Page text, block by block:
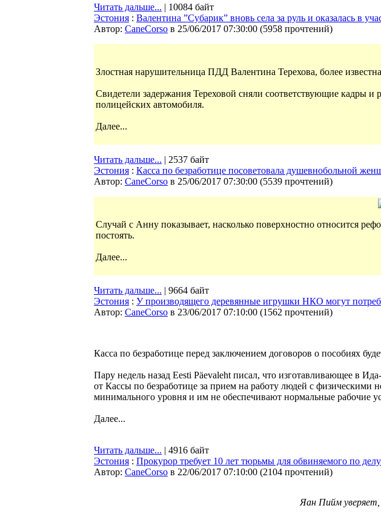
Читать дальше... | 10084 байт
Эстония : Валентина ”Субарик” вновь села за руль и оказалась в
Автор: CaneCorso в 25/06/2017 07:30:00 (5958 прочтений)
Злостная нарушительница ПДД Валентина Терехова, более
Свидетели задержания Тереховой сняли соответствующие кадры
полицейских автомобиля.
Далее...
Читать дальше... | 2537 байт
Эстония : Касса по безработице посоветовала душевнобольной
Автор: CaneCorso в 25/06/2017 07:30:00 (5539 прочтений)
Случай с Анну показывает, насколько поверхностно относится
постоять.
Далее...
Читать дальше... | 9664 байт
Эстония : У производящего деревянные игрушки НКО могут
Автор: CaneCorso в 23/06/2017 07:10:00 (1562 прочтений)
Касса по безработице перед заключением договоров о пособиях
Пару недель назад Eesti Päevaleht писал, что изготавливающее в
от Кассы по безработице за прием на работу людей с физическими
минимального уровня и им не обеспечивают нормальные рабочие
Далее...
Читать дальше... | 4916 байт
Эстония : Прокурор требует 10 лет тюрьмы для обвиняемого по
Автор: CaneCorso в 22/06/2017 07:10:00 (2104 прочтений)
Яан Пийм